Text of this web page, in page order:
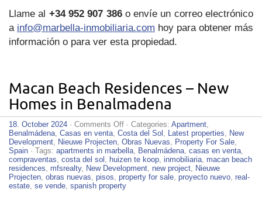
Llame al +34 952 907 386o envíe un correo electrónico
a info@marbella-inmobiliaria.com hoy para obtener más
información o para ver esta propiedad.
Macan Beach Residences – New
Homes in Benalmadena
18. October 2024 · Comments Offon
Macan
Beach
Residences
–
New
Homes
in
· Categories: Apartment,
Benalmádena, Casas en venta, Costa del Sol , Latest properties, New
Development, Nieuwe Projecten, Obras Nuevas, Property For Sale,
Spain · Tags: apartments in marbella, Benalmádena, casas en venta,
compraventas, costa del sol , huizen te koop, inmobiliaria, macan beach
residences, mfsrealty, New Development, new project, Nieuwe
Projecten, obras nuevas, pisos, property for sale, proyecto nuevo, real-
estate, se vende, spanish property